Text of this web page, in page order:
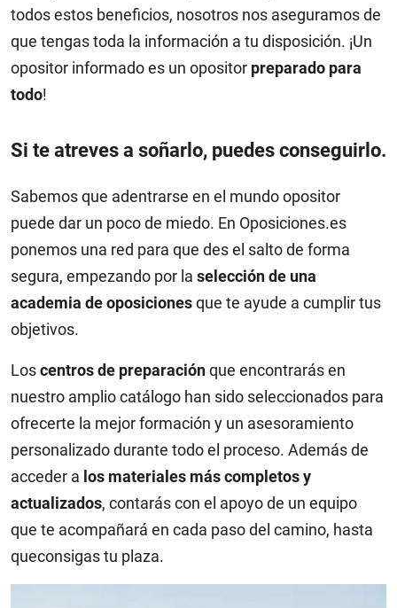
todos estos beneficios, nosotros nos aseguramos de
que tengas toda la información a tu disposición. ¡Un
opositor informado es un opositor preparado para
todo!
Si te atreves a soñarlo, puedes conseguirlo.
Sabemos que adentrarse en el mundo opositor
puede dar un poco de miedo. En Oposiciones.es
ponemos una red para que des el salto de forma
segura, empezando por la selección de una
academia de oposicionesque te ayude a cumplir tus
objetivos.
Loscentros de preparaciónque encontrarás en
nuestro amplio catálogo han sido seleccionados para
ofrecerte la mejor formación y un asesoramiento
personalizado durante todo el proceso. Además de
acceder a los materiales más completos y
actualizados, contarás con el apoyo de un equipo
que te acompañará en cada paso del camino, hasta
queconsigas tu plaza.